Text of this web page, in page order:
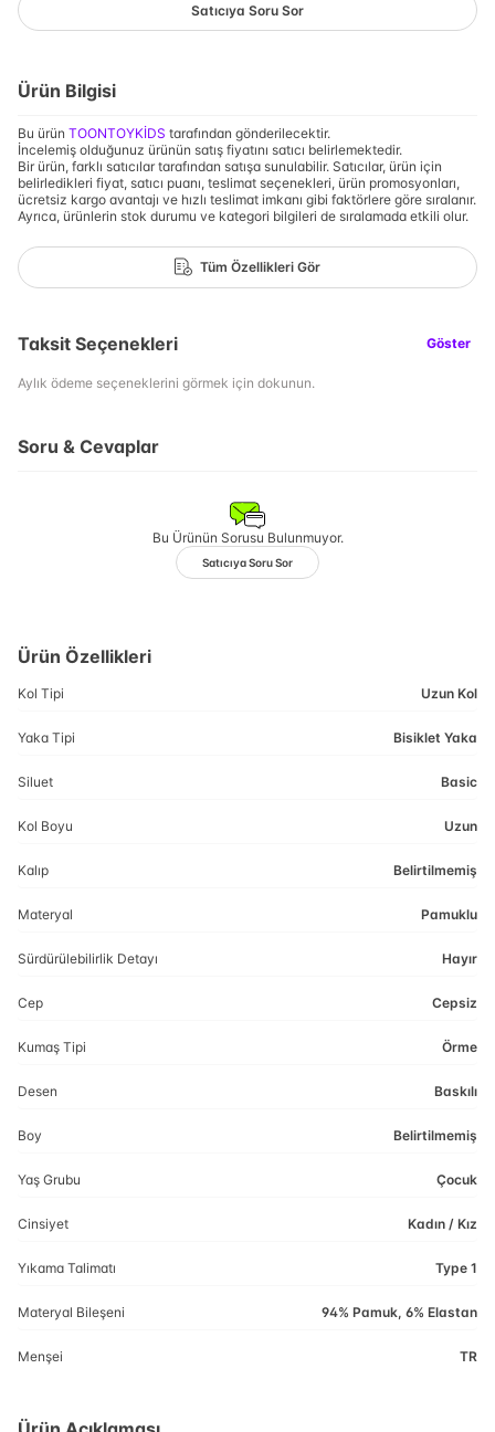
Satıcıya Soru Sor
Ürün Bilgisi
Bu ürün TOONTOYKİDS tarafından gönderilecektir.
İncelemiş olduğunuz ürünün satış fiyatını satıcı belirlemektedir.
Bir ürün, farklı satıcılar tarafından satışa sunulabilir. Satıcılar, ürün için
belirledikleri fiyat, satıcı puanı, teslimat seçenekleri, ürün promosyonları,
ücretsiz kargo avantajı ve hızlı teslimat imkanı gibi faktörlere göre sıralanır.
Ayrıca, ürünlerin stok durumu ve kategori bilgileri de sıralamada etkili olur.
Tüm Özellikleri Gör
Taksit Seçenekleri Göster
Aylık ödeme seçeneklerini görmek için dokunun.
Soru & Cevaplar
Bu Ürünün Sorusu Bulunmuyor.
Satıcıya Soru Sor
Ürün Özellikleri
Kol Tipi Uzun Kol
Yaka Tipi Bisiklet Yaka
Siluet Basic
Kol Boyu Uzun
Kalıp Belirtilmemiş
Materyal Pamuklu
Sürdürülebilirlik Detayı Hayır
Cep Cepsiz
Kumaş Tipi Örme
Desen Baskılı
Boy Belirtilmemiş
Yaş Grubu Çocuk
Cinsiyet Kadın / Kız
Yıkama Talimatı Type 1
Materyal Bileşeni 94% Pamuk, 6% Elastan
Menşei TR